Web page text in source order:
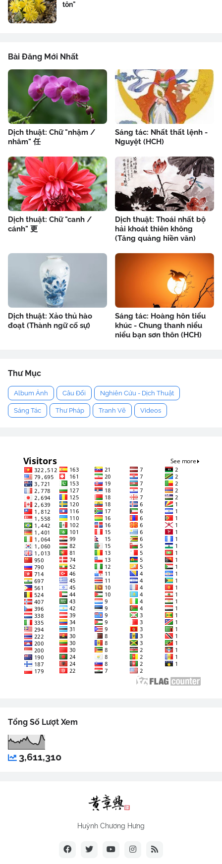
tôn"
Bài Đăng Mới Nhất
Dịch thuật: Chữ "nhậm /
nhâm" 任
Sáng tác: Nhất thất lệnh -
Nguyệt (HCH)
Dịch thuật: Chữ "canh /
cánh" 更
Dịch thuật: Thoái nhất bộ
hải khoát thiên không
(Tăng quảng hiền văn)
Dịch thuật: Xảo thủ hào
đoạt (Thành ngữ cố sự)
Sáng tác: Hoàng hôn tiểu
khúc - Chung thanh niểu
niểu bạn sơn thôn (HCH)
Thư Mục
Album Ảnh Câu Đối Nghiên Cứu - Dịch Thuật
Sáng Tác Thư Pháp Tranh Vẽ Videos
Tổng Số Lượt Xem
3,611,310
Huỳnh Chương Hưng